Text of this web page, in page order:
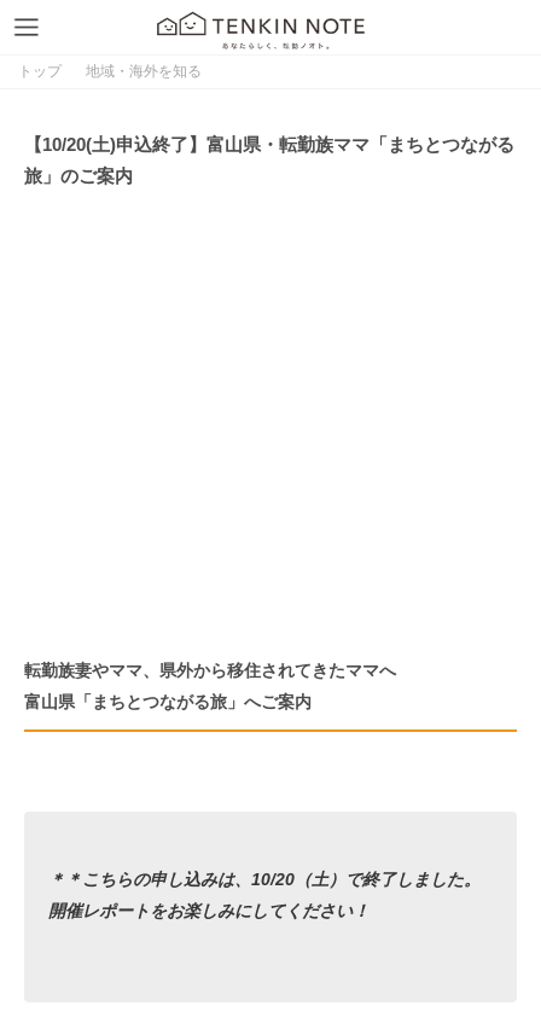
トップ 地域・海外を知る
【10/20(土)申込終了】富山県・転勤族ママ「まちとつながる
旅」のご案内
転勤族妻やママ、県外から移住されてきたママへ
富山県「まちとつながる旅」へご案内
＊＊こちらの申し込みは、10/20（土）で終了しました。
開催レポートをお楽しみにしてください！